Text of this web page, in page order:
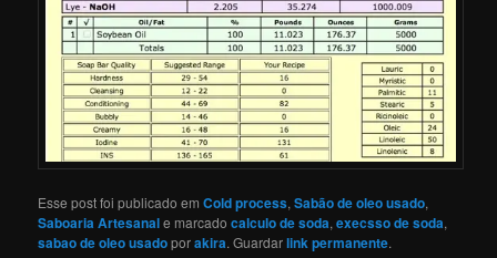
Esse post foi publicado emCold process,Sabão de oleo usado,
Saboaria Artesanale marcadocalculo de soda,execsso de soda,
sabao de oleo usadoporakira. Guardarlink permanente.